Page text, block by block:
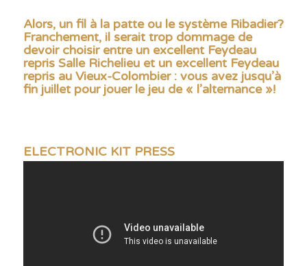
Alors, un fil à la patte ou le système Ribadier?
Franchement, il serait trop dommage de
devoir choisir entre un excellent Feydeau
repris Salle Richelieu et un excellent Feydeau
repris au Vieux-Colombier : vous avez jusqu’à
fin juillet pour jouer le jeu de « l’alternance »!
ELECTRONIC KIT PRESS